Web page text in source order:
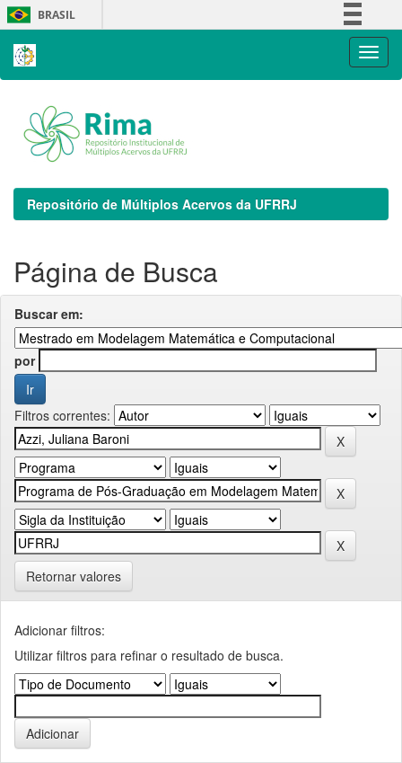
Skip
navigation
BRASIL
Repositório de Múltiplos Acervos da UFRRJ
Página de Busca
Buscar em:
por
Filtros correntes:
Retornar valores
Adicionar filtros:
Utilizar filtros para refinar o resultado de busca.